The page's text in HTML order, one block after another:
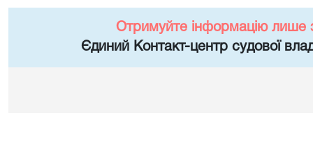
Отримуйте інформацію лише
Єдиний Контакт-центр судової